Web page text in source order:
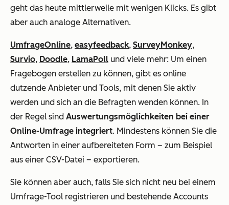
geht das heute mittlerweile mit wenigen Klicks. Es gibt
aber auch analoge Alternativen.
UmfrageOnline, easyfeedback, SurveyMonkey,
Survio, Doodle, LamaPoll und viele mehr: Um einen
Fragebogen erstellen zu können, gibt es online
dutzende Anbieter und Tools, mit denen Sie aktiv
werden und sich an die Befragten wenden können. In
der Regel sind Auswertungsmöglichkeiten bei einer
Online-Umfrage integriert. Mindestens können Sie die
Antworten in einer aufbereiteten Form – zum Beispiel
aus einer CSV-Datei – exportieren.
Sie können aber auch, falls Sie sich nicht neu bei einem
Umfrage-Tool registrieren und bestehende Accounts